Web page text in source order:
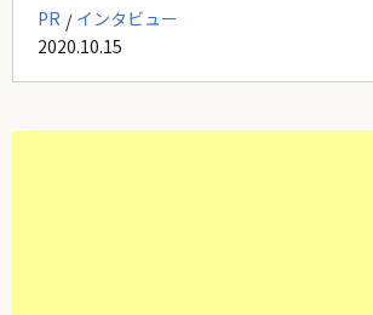
PR
インタビュー
2020.10.15